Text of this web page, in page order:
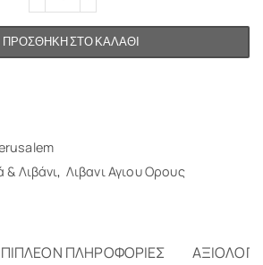
ΠΡΟΣΘΉΚΗ ΣΤΟ ΚΑΛΆΘΙ
& Λιβάνι, Λιβανι Αγιου Ορους
ΠΛΗΡΟΦΟΡΊΕΣ